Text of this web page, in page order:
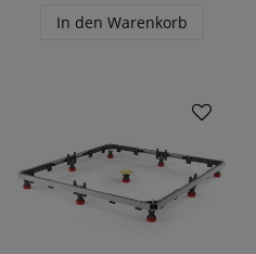
In den Warenkorb